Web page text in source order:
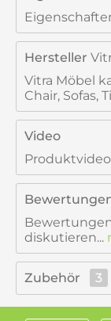
Hersteller
Vitra Möbel
Chair, Sofas,
Video
diskutieren...
Zubehör 3